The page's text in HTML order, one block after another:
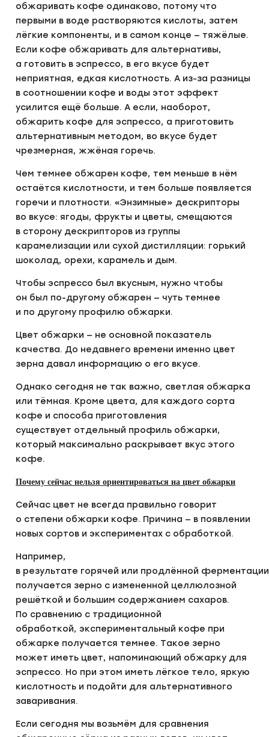
обжаривать кофе одинаково, потому что
первыми в воде растворяются кислоты, затем
лёгкие компоненты, и в самом конце — тяжёлые.
Если кофе обжаривать для альтернативы,
а готовить в эспрессо, в его вкусе будет
неприятная, едкая кислотность. А из-за разницы
в соотношении кофе и воды этот эффект
усилится ещё больше. А если, наоборот,
обжарить кофе для эспрессо, а приготовить
альтернативным методом, во вкусе будет
чрезмерная, жжёная горечь.
Чем темнее обжарен кофе, тем меньше в нём
остаётся кислотности, и тем больше появляется
горечи и плотности. «Энзимные» дескрипторы
во вкусе: ягоды, фрукты и цветы, смещаются
в сторону дескрипторов из группы
карамелизации или сухой дистилляции: горький
шоколад, орехи, карамель и дым.
Чтобы эспрессо был вкусным, нужно чтобы
он был по-другому обжарен — чуть темнее
и по другому профилю обжарки.
Цвет обжарки — не основной показатель
качества. До недавнего времени именно цвет
зерна давал информацию о его вкусе.
Однако сегодня не так важно, светлая обжарка
или тёмная. Кроме цвета, для каждого сорта
кофе и способа приготовления
существует отдельный профиль обжарки,
который максимально раскрывает вкус этого
кофе.
Почему сейчас нельзя ориентироваться на цвет обжарки
Сейчас цвет не всегда правильно говорит
о степени обжарки кофе. Причина — в появлении
новых сортов и экспериментах с обработкой.
Например,
в результате горячей или продлённой ферментации
получается зерно с измененной целлюлозной
решёткой и большим содержанием сахаров.
По сравнению с традиционной
обработкой, экспериментальный кофе при
обжарке получается темнее. Такое зерно
может иметь цвет, напоминающий обжарку для
эспрессо. Но при этом иметь лёгкое тело, яркую
кислотность и подойти для альтернативного
заваривания.
Если сегодня мы возьмём для сравнения